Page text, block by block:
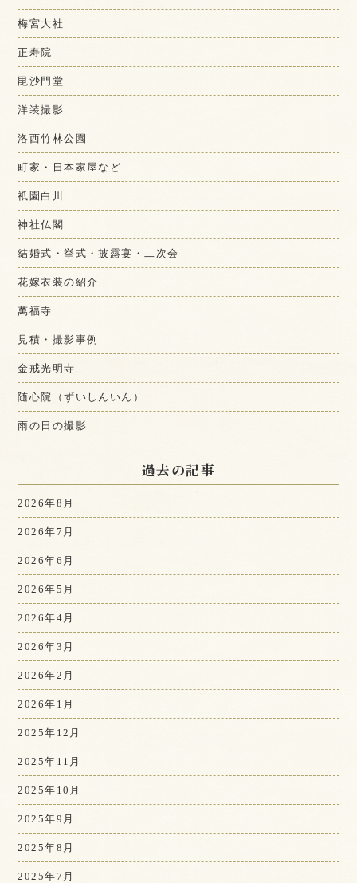
梅宮大社
正寿院
毘沙門堂
洋装撮影
洛西竹林公園
町家・日本家屋など
祇園白川
神社仏閣
結婚式・挙式・披露宴・二次会
花嫁衣装の紹介
萬福寺
見積・撮影事例
金戒光明寺
随心院（ずいしんいん）
雨の日の撮影
過去の記事
2026年8月
2026年7月
2026年6月
2026年5月
2026年4月
2026年3月
2026年2月
2026年1月
2025年12月
2025年11月
2025年10月
2025年9月
2025年8月
2025年7月